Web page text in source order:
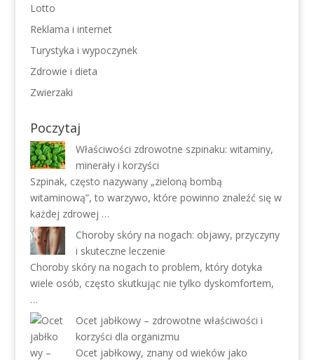
Lotto
Reklama i internet
Turystyka i wypoczynek
Zdrowie i dieta
Zwierzaki
Poczytaj
Właściwości zdrowotne szpinaku: witaminy,
minerały i korzyści
Szpinak, często nazywany „zieloną bombą
witaminową”, to warzywo, które powinno znaleźć się w
każdej zdrowej …
Choroby skóry na nogach: objawy, przyczyny
i skuteczne leczenie
Choroby skóry na nogach to problem, który dotyka
wiele osób, często skutkując nie tylko dyskomfortem,
…
Ocet jabłkowy – zdrowotne właściwości i
korzyści dla organizmu
Ocet jabłkowy, znany od wieków jako